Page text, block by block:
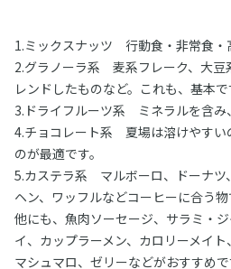
1.ミックスナッツ 行動食・非常食・
2.グラノーラ系 麦系フレーク、大豆
レンドしたものなど。これも、基本で
3.ドライフルーツ系 ミネラルを含み
4.チョコレート系 夏場は溶けやすい
のが最適です。
5.カステラ系 マルボーロ、ドーナツ
ヘン、ワッフルなどコーヒーに合う物
他にも、魚肉ソーセージ、サラミ・
イ、カップラーメン、カロリーメイト
マシュマロ、ゼリーなどがおすすめで